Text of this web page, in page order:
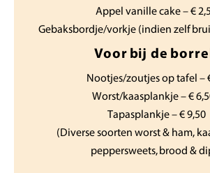
Appel vanille cake – €
Gebaksbordje/vorkje (indien zelf
Voor bij de
Nootjes/zoutjes op tafel –
Worst/kaasplankje – €
Tapasplankje – € 9,50
(Diverse soorten worst & ham,
peppersweets, brood &